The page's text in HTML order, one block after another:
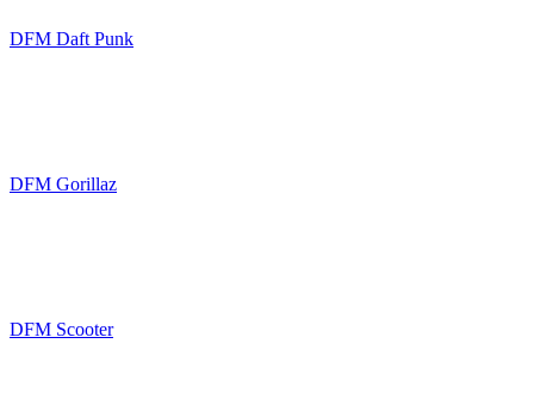
DFM Daft Punk
DFM Gorillaz
DFM Scooter